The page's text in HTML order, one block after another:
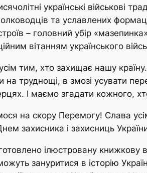
українські військові
та уславлених
– головний убір
вітанням українського
тим, хто захищає нашу
труднощі, в змозі усувати
І маємо згадати кожного,
на скору Перемогу! Слава
захисника і захисниць
ілюстровану книжкову
зануритися в історію